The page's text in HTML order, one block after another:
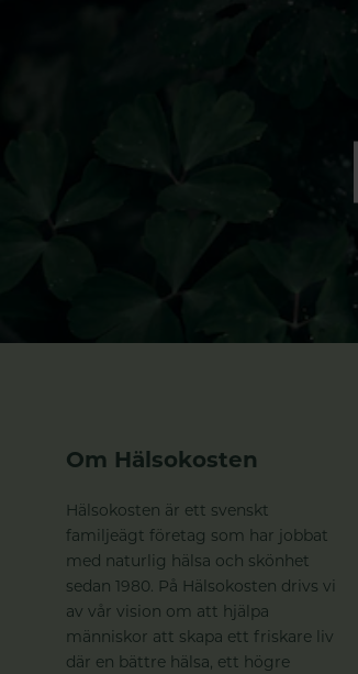
Om Hälsokosten
Hälsokosten är ett svenskt
familjeägt företag som har jobbat
med naturlig hälsa och skönhet
sedan 1980. På Hälsokosten drivs vi
av vår vision om att hjälpa
människor att skapa ett friskare liv
där en bättre hälsa, ett högre